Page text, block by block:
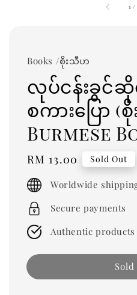
1 /
Books /စိုးသီဟ
လုပ်ငန်းခွင်ဆို
စကားပြော
Burmese
Regular
price
RM 13.00 Sold Out
Worldwide
Secure payments
Authentic products